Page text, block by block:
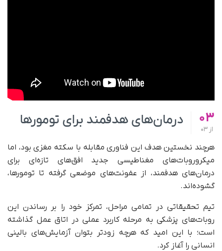
03
از 03
درمان‌های هدفمند برای تومورها
هرچند نخستین هدف این فناوری مقابله با سکته مغزی بود، اما
میکروروبات‌های مغناطیسی جدید افق‌های تازه‌ای برای
درمان‌های هدفمند، از عفونت‌های موضعی گرفته تا تومورها،
گشوده‌اند.
تیم تحقیقاتی در تمامی مراحل، تمرکز خود را بر رساندن این
روبات‌های پزشکی به مرحله کاربرد عملی در اتاق عمل گذاشته
است؛ با این امید که هرچه زودتر بتوان آزمایش‌های بالینی
انسانی را آغاز کرد.